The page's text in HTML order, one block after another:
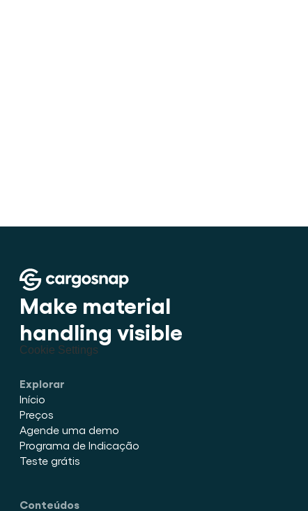
Make material
handling visible
Cookie Settings
Explorar
Início
Preços
Agende uma demo
Programa de Indicação
Teste grátis
Conteúdos